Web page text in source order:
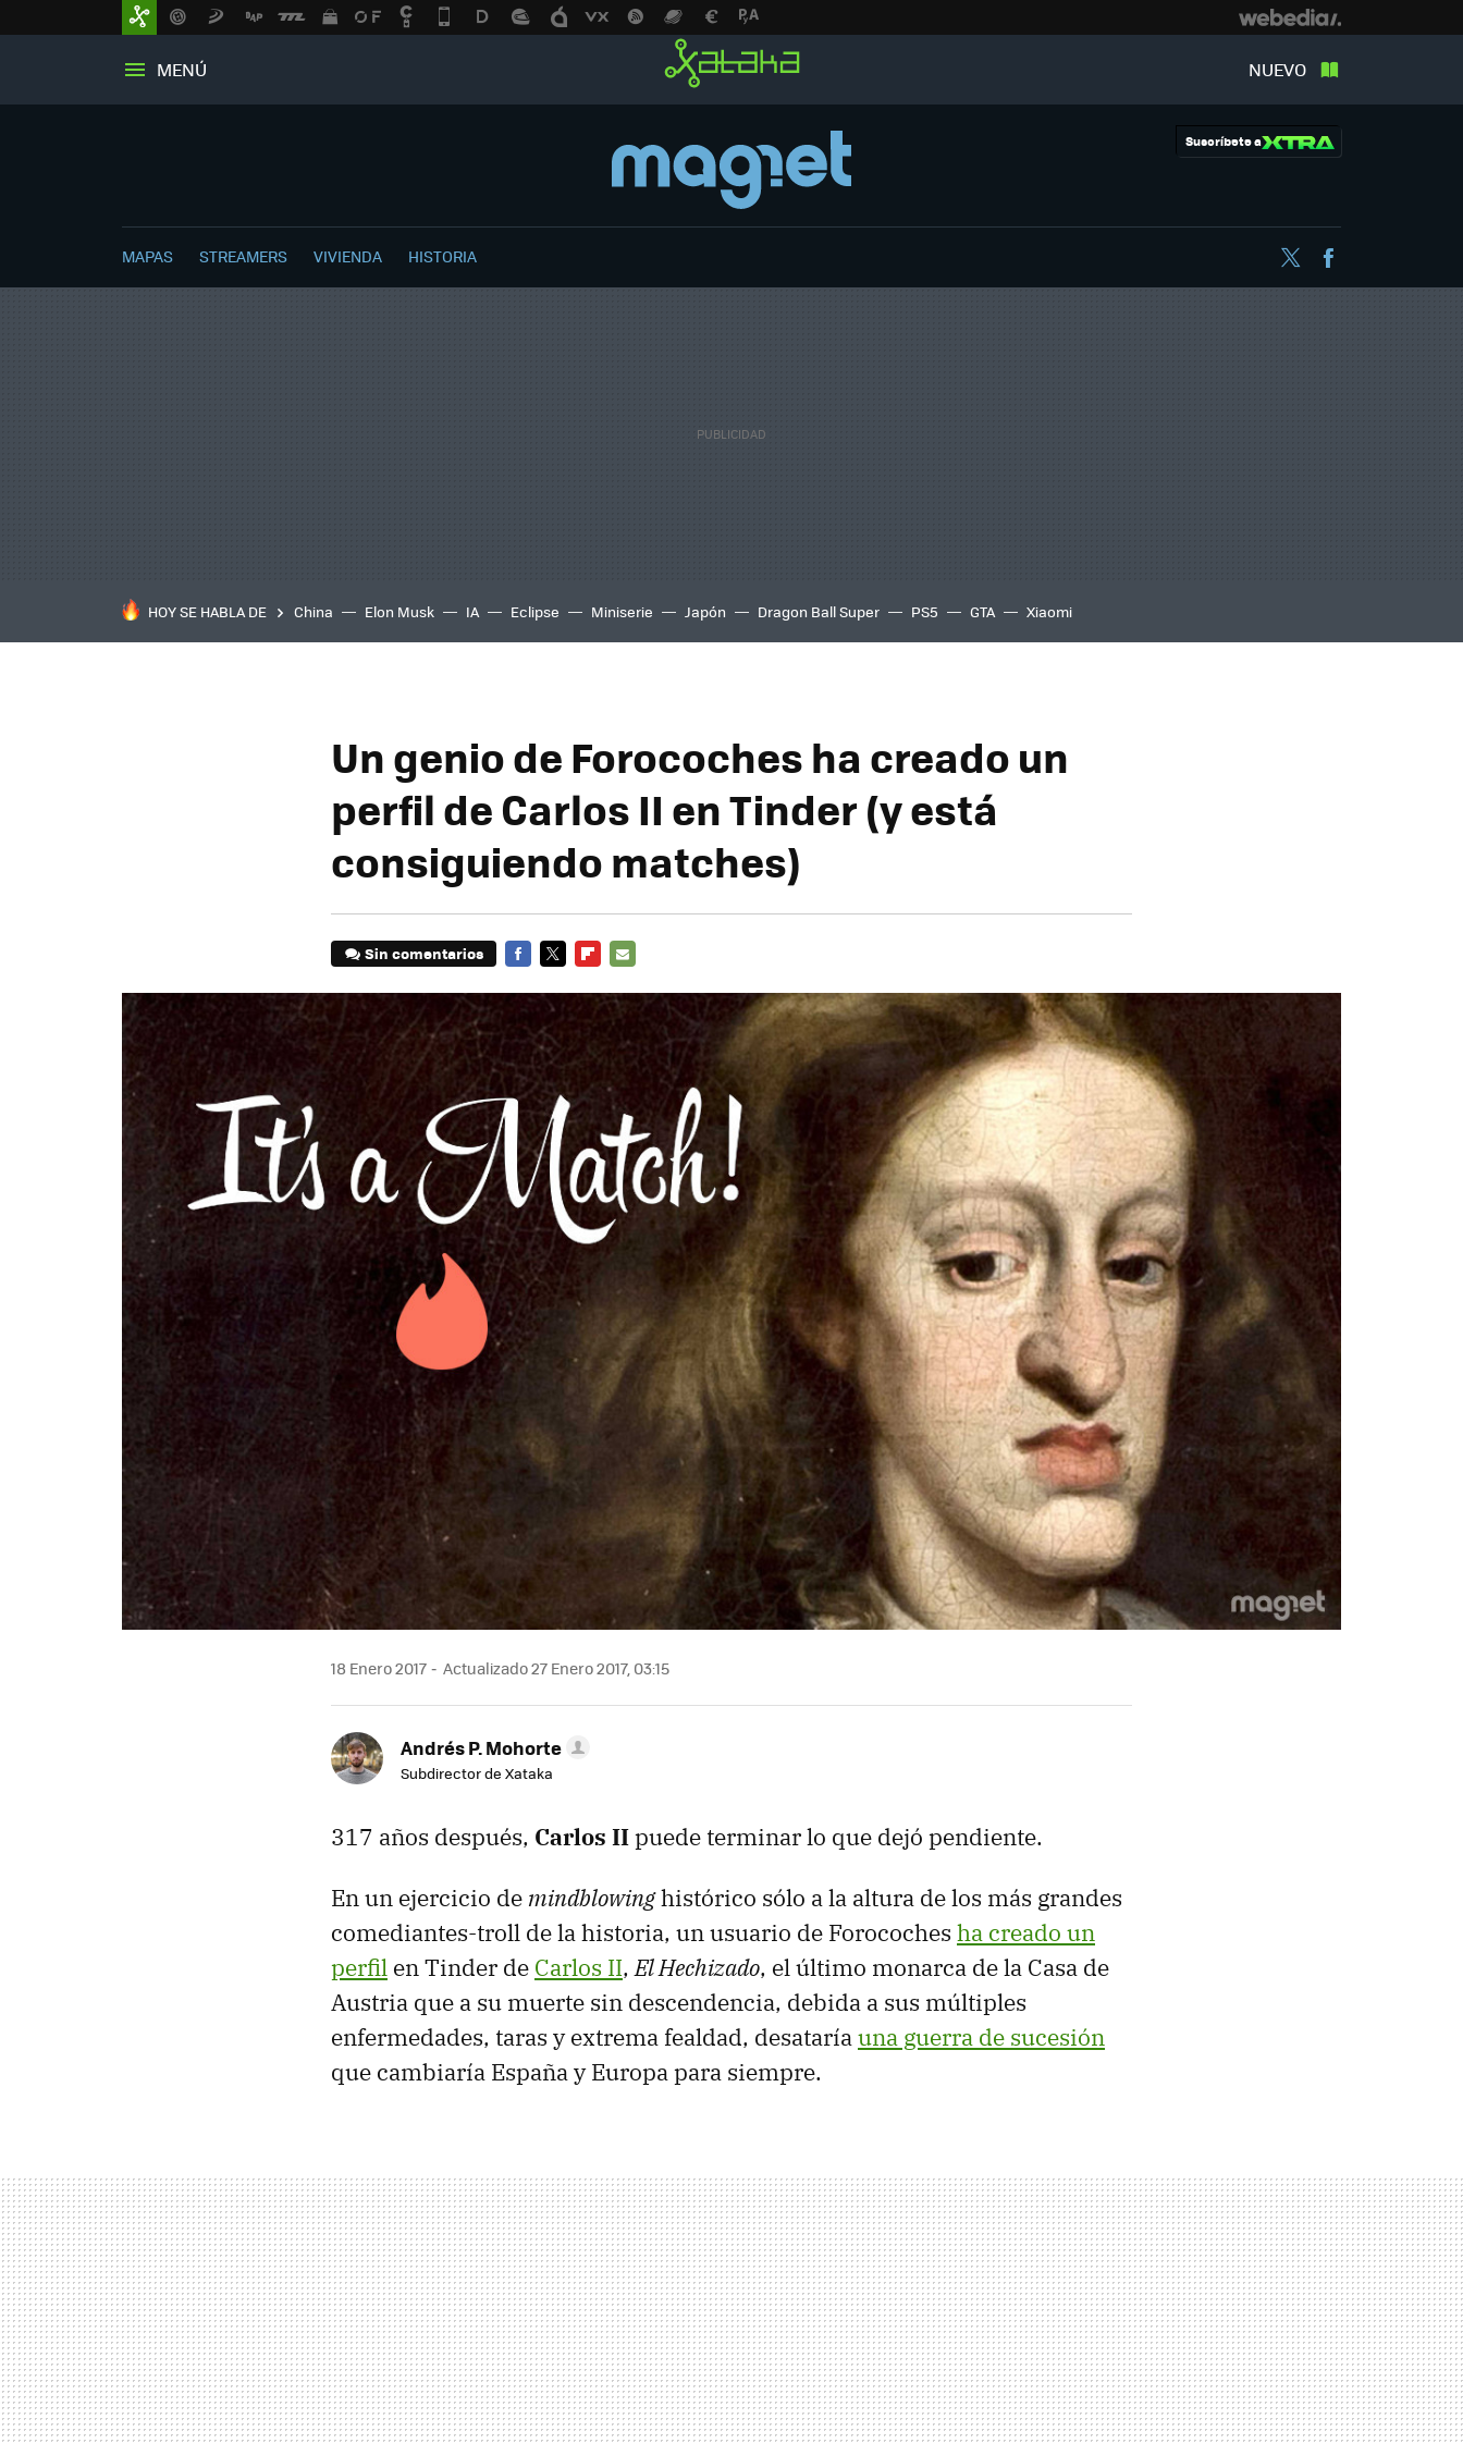
MENÚ NUEVO
Suscríbete a
MAPAS STREAMERS VIVIENDA HISTORIA Twitter
HOY SE HABLA DE China Elon Musk IA Eclipse Miniserie Japón Dragon Ball Super PS5 GTA Xiaomi
Un genio de Forocoches ha creado un
perfil de Carlos II en Tinder (y está
consiguiendo matches)
Sin comentarios
MAIL
18 Enero 2017 Actualizado 27 Enero 2017, 03:15
Andrés P. Mohorte
Subdirector de Xataka
317 años después, Carlos IIpuede terminar lo que dejó pendiente.
En un ejercicio de mindblowinghistórico sólo a la altura de los más grandes
comediantes-troll de la historia, un usuario de Forocoches ha creado un
perfil en Tinder de Carlos II,El Hechizado, el último monarca de la Casa de
Austria que a su muerte sin descendencia, debida a sus múltiples
enfermedades, taras y extrema fealdad, desataríauna guerra de sucesión
que cambiaría España y Europa para siempre.